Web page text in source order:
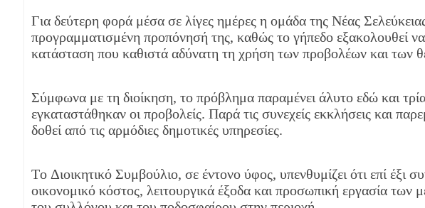
Για δεύτερη φορά μέσα σε λίγες ημέρες η ομάδα της Νέας
προγραμματισμένη προπόνησή της, καθώς το γήπεδο εξακολουθεί
κατάσταση που καθιστά αδύνατη τη χρήση των προβολέων και των
Σύμφωνα με τη διοίκηση, το πρόβλημα παραμένει άλυτο εδώ και
εγκαταστάθηκαν οι προβολείς. Παρά τις συνεχείς εκκλήσεις και
δοθεί από τις αρμόδιες δημοτικές υπηρεσίες.
Το Διοικητικό Συμβούλιο, σε έντονο ύφος, υπενθυμίζει ότι επί έξι
οικονομικό κόστος, λειτουργικά έξοδα και προσωπική εργασία